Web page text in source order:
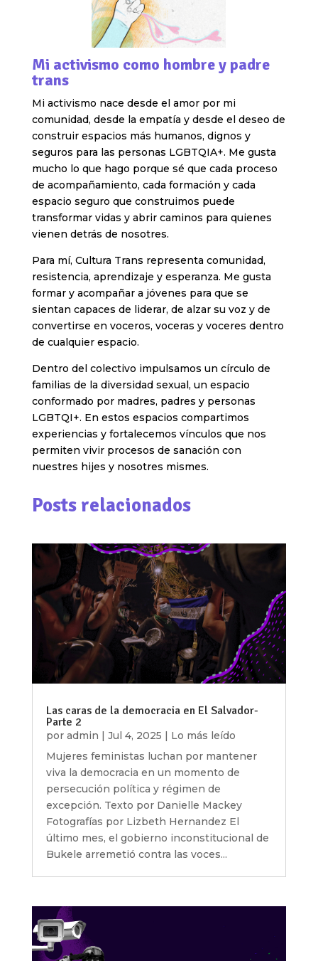
Mi activismo como hombre y padre
trans
Mi activismo nace desde el amor por mi
comunidad, desde la empatía y desde el deseo de
construir espacios más humanos, dignos y
seguros para las personas LGBTQIA+. Me gusta
mucho lo que hago porque sé que cada proceso
de acompañamiento, cada formación y cada
espacio seguro que construimos puede
transformar vidas y abrir caminos para quienes
vienen detrás de nosotres.
Para mí, Cultura Trans representa comunidad,
resistencia, aprendizaje y esperanza. Me gusta
formar y acompañar a jóvenes para que se
sientan capaces de liderar, de alzar su voz y de
convertirse en voceros, voceras y voceres dentro
de cualquier espacio.
Dentro del colectivo impulsamos un círculo de
familias de la diversidad sexual, un espacio
conformado por madres, padres y personas
LGBTQI+. En estos espacios compartimos
experiencias y fortalecemos vínculos que nos
permiten vivir procesos de sanación con
nuestres hijes y nosotres mismes.
Posts relacionados
Las caras de la democracia en El Salvador-
Parte 2
por admin | Jul 4, 2025 | Lo más leído
Mujeres feministas luchan por mantener
viva la democracia en un momento de
persecución política y régimen de
excepción. Texto por Danielle Mackey
Fotografías por Lizbeth Hernandez El
último mes, el gobierno inconstitucional de
Bukele arremetió contra las voces...